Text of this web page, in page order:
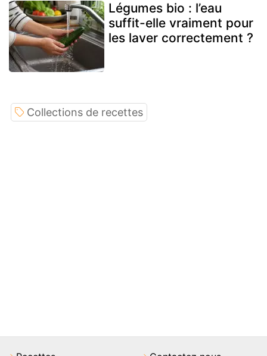
Légumes bio : l’eau
suffit-elle vraiment pour
les laver correctement ?
Collections de recettes